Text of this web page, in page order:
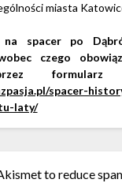
miasta
na spacer po
czego
spacer-
laty/
to reduce